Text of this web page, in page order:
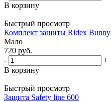
В корзину
Быстрый просмотр
Комплект защиты Ridex Bunny
Мало
720 руб.
-
+
В корзину
Быстрый просмотр
Защита Safety line 600